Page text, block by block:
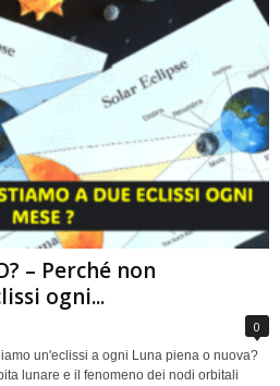
– Perché non
ogni...
0
un'eclissi a ogni Luna piena o nuova?
lunare e il fenomeno dei nodi orbitali